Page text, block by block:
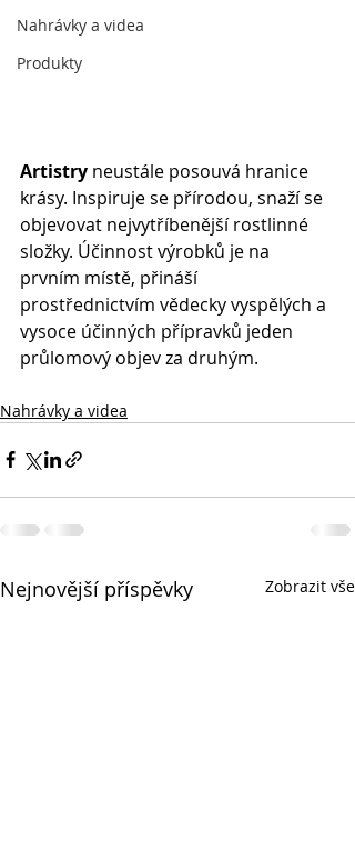
Nahrávky a videa
Produkty
Artistry neustále posouvá hranice
krásy. Inspiruje se přírodou, snaží se
objevovat nejvytříbenější rostlinné
složky. Účinnost výrobků je na
prvním místě, přináší
prostřednictvím vědecky vyspělých a
vysoce účinných přípravků jeden
průlomový objev za druhým.
Nahrávky a videa
Nejnovější příspěvky Zobrazit vše